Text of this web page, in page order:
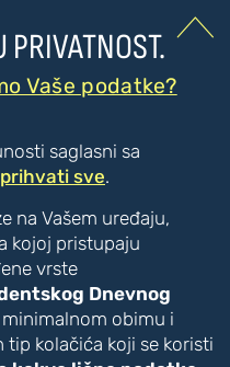

Vaše podatke?
saglasni sa
prihvati sve.
na Vašem uređaju,
kojoj pristupaju
vrste
Dnevnog
obimu i
kolačića koji se koristi